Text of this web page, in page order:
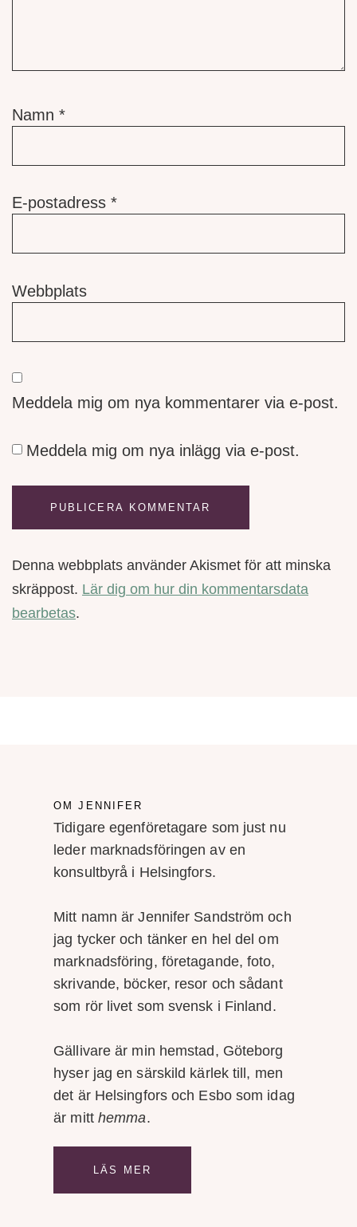
Namn *
E-postadress *
Webbplats
Meddela mig om nya kommentarer via e-post.
Meddela mig om nya inlägg via e-post.
Denna webbplats använder Akismet för att minska
skräppost. Lär dig om hur din kommentarsdata
bearbetas.
OM JENNIFER
Tidigare egenföretagare som just nu
leder marknadsföringen av en
konsultbyrå i Helsingfors.
Mitt namn är Jennifer Sandström och
jag tycker och tänker en hel del om
marknadsföring, företagande, foto,
skrivande, böcker, resor och sådant
som rör livet som svensk i Finland.
Gällivare är min hemstad, Göteborg
hyser jag en särskild kärlek till, men
det är Helsingfors och Esbo som idag
är mitt hemma.
LÄS MER